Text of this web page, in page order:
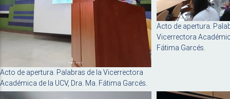
Acto de apertura. Palabras de la Vicerrectora
Académica de la UCV, Dra. Ma. Fátima Garcés.
Acto de apertura.
Vicerrectora
Fátima Garcés.